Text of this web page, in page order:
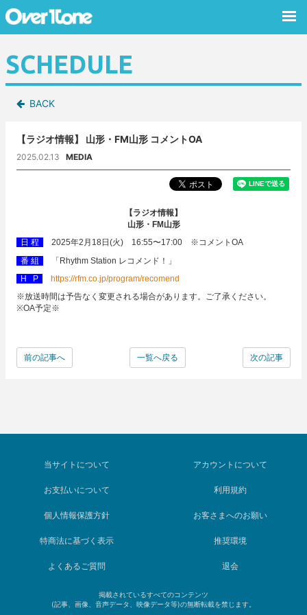
SCHEDULE
BACK
【ラジオ情報】 山形・FM山形 コメントOA
2025.02.13 MEDIA
【ラジオ情報】
山形・FM山形
日 程
2025年2月18日(火) 16:55〜17:00 ※コメントOA
番 組
「Rhythm Station レコメンド！」
H P
https://rfm.co.jp/program/recomend
※放送時間は予告なく変更される場合があります。ご了承ください。
※OA予定※
前の記事へ 一覧へ戻る 次の記事
当サイトについて アカウントについて
お支払いについて 利用規約
個人情報保護方針 お客さまへのお願い
特商法に基づく表示 推奨環境
よくあるご質問 退会
掲載されているすべてのコンテンツ
(記事、画像、音声データ、映像データ等)の無断転載を禁じます。